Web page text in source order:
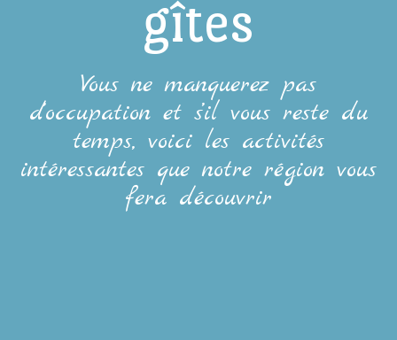
gîtes
Vous ne manquerez pas
d’occupation et s’il vous reste du
temps, voici les activités
intéressantes que notre région vous
fera découvrir